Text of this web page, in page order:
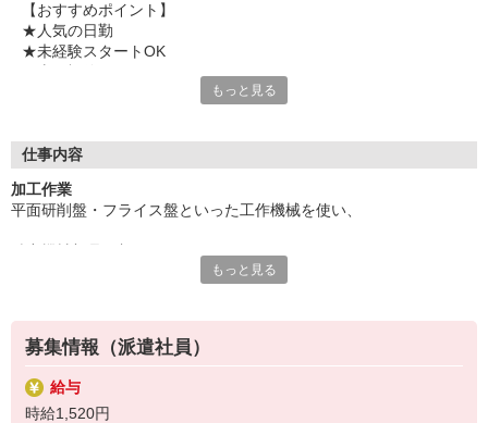
【おすすめポイント】
★人気の日勤
★未経験スタートOK
★複数駅から自転車20分圏内
気になることやご質問はお問い合わせだけも大歓迎☆彡
もっと見る
仕事内容
加工作業
平面研削盤・フライス盤といった工作機械を使い、
未経験でも1〜3ヶ月ほどで覚えられるモクモクコツコツ作業です。
※長期のお仕事です。
もっと見る
募集情報（派遣社員）
給与
時給1,520円